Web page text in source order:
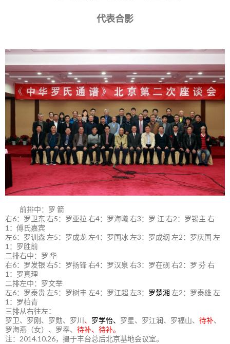
代表合影
前排中：罗 箭
右6：罗卫东 右5：罗亚拉 右4：罗海曦 右3：罗 江 右2：罗锡主 右
1：傅氏嘉宾
左6：罗训森 左5：罗成龙 左4：罗国冰 左3：罗成纲 左2：罗庆国 左
1：罗胜前
二排右中：罗 华
右6：罗发银 右5：罗扬锋 右4：罗汉泉 右3：罗在砚 右2：罗 芬 右
1：罗真理
二排左中：罗文举
左6：罗泰贵 左5：罗树丰 左4：罗江超 左3： 罗楚湘 左2：罗泰雄 左
1：罗柏青
三排从右往左：
罗卫、罗刚、罗勋、罗川 、 罗学怡、 罗星、罗江润、罗福山、 待补、
罗海燕（女）、罗奉、 待补、待补。
注：2014.10.26，摄于丰台总后北京基地会议室。